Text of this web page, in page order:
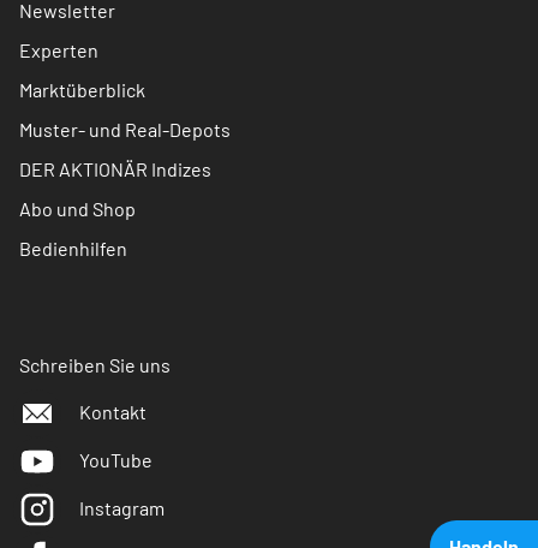
Newsletter
Experten
Marktüberblick
Muster- und Real-Depots
DER AKTIONÄR Indizes
Abo und Shop
Bedienhilfen
Schreiben Sie uns
Kontakt
YouTube
Instagram